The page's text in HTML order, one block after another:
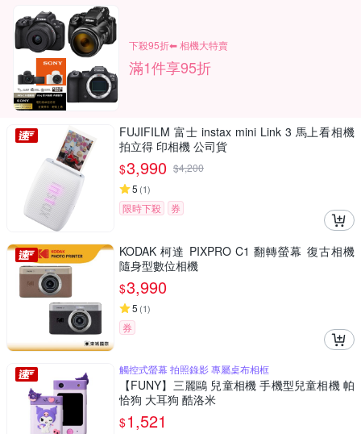
下殺95折⬅︎ 相機大特賣
滿1件享95折
FUJIFILM 富士 instax mini Link 3 馬上看相機
拍立得 印相機 公司貨
$3,990 $4,200
5 (1)
限時下殺 券
KODAK 柯達 PIXPRO C1 翻轉螢幕 復古相機
隨身型數位相機
$3,990
5 (1)
券
觸控式螢幕 拍照錄影 專屬桌布相框
【FUNY】三麗鷗 兒童相機 手機型兒童相機 帕
恰狗 大耳狗 酷洛米
$1,521